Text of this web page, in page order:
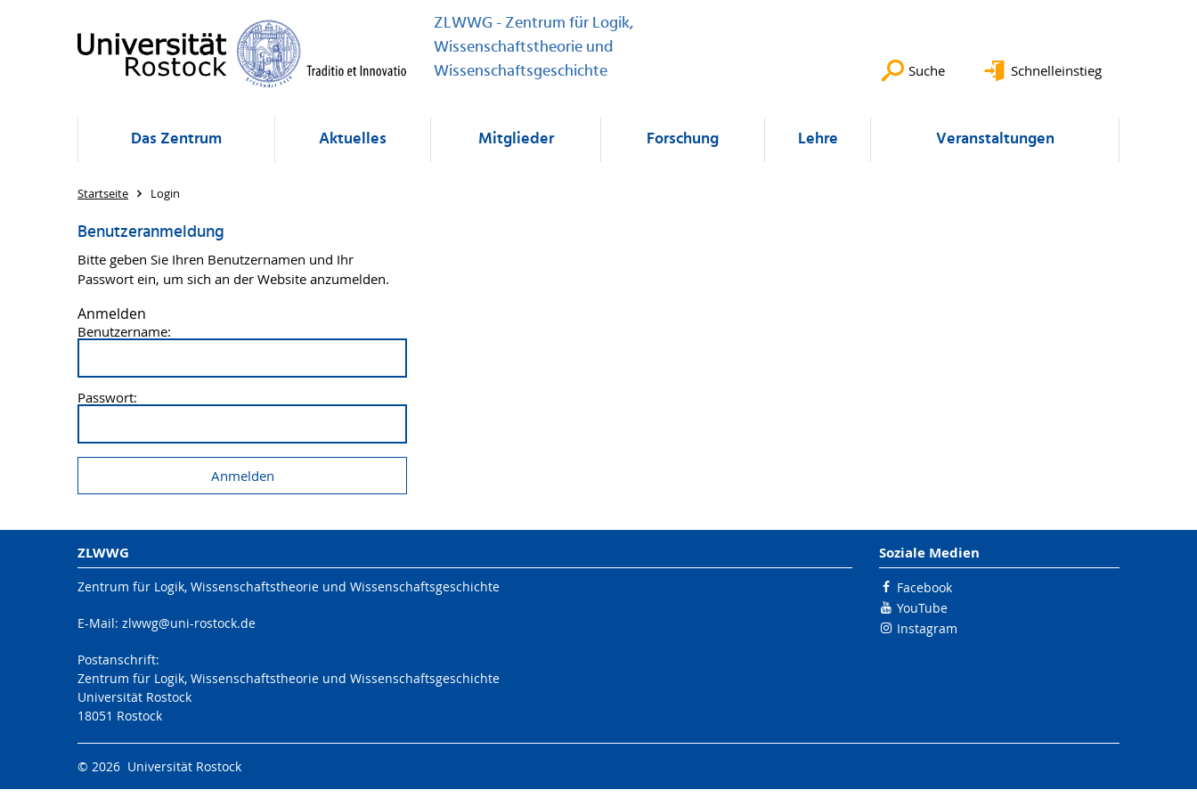
ZLWWG - Zentrum für Logik,
Wissenschaftstheorie und
Wissenschaftsgeschichte
Suche Schnelleinstieg
Das Zentrum Aktuelles Mitglieder Forschung Lehre Veranstaltungen
Startseite Login
Benutzeranmeldung
Bitte geben Sie Ihren Benutzernamen und Ihr
Passwort ein, um sich an der Website anzumelden.
Anmelden
Benutzername:
Passwort:
ZLWWG
Zentrum für Logik, Wissenschaftstheorie und Wissenschaftsgeschichte
E-Mail: zlwwg@uni-rostock.de
Postanschrift:
Zentrum für Logik, Wissenschaftstheorie und Wissenschaftsgeschichte
Universität Rostock
18051 Rostock
Soziale Medien
Facebook
YouTube
Instagram
© 2026 Universität Rostock